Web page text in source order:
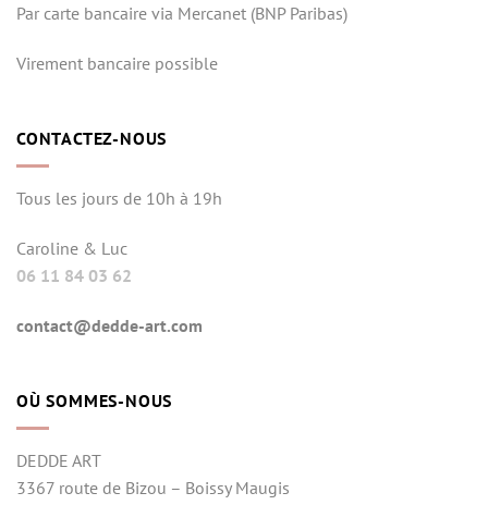
Par carte bancaire via Mercanet (BNP Paribas)
Virement bancaire possible
CONTACTEZ-NOUS
Tous les jours de 10h à 19h
Caroline & Luc
06 11 84 03 62
contact@dedde-art.com
OÙ SOMMES-NOUS
DEDDE ART
3367 route de Bizou – Boissy Maugis